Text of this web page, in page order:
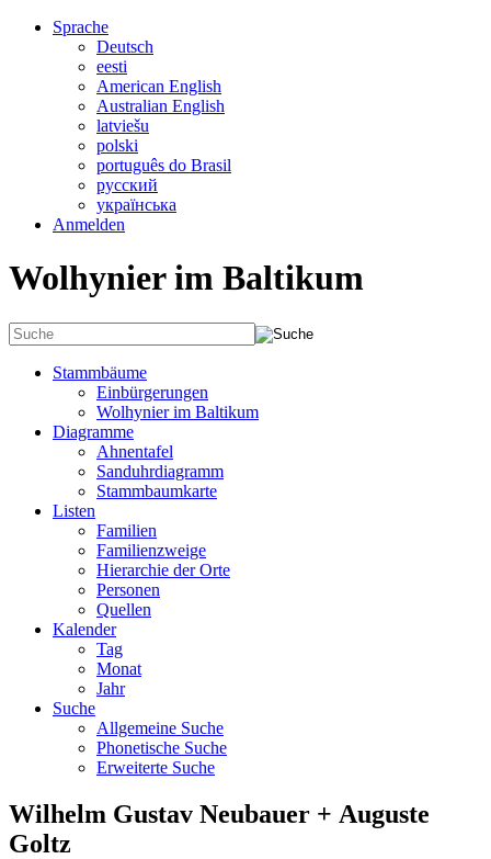
Sprache
Deutsch
eesti
American English
Australian English
latviešu
polski
português do Brasil
русский
українська
Anmelden
Wolhynier im Baltikum
Stammbäume
Einbürgerungen
Wolhynier im Baltikum
Diagramme
Ahnentafel
Sanduhrdiagramm
Stammbaumkarte
Listen
Familien
Familienzweige
Hierarchie der Orte
Personen
Quellen
Kalender
Tag
Monat
Jahr
Suche
Allgemeine Suche
Phonetische Suche
Erweiterte Suche
Wilhelm Gustav Neubauer + Auguste
Goltz